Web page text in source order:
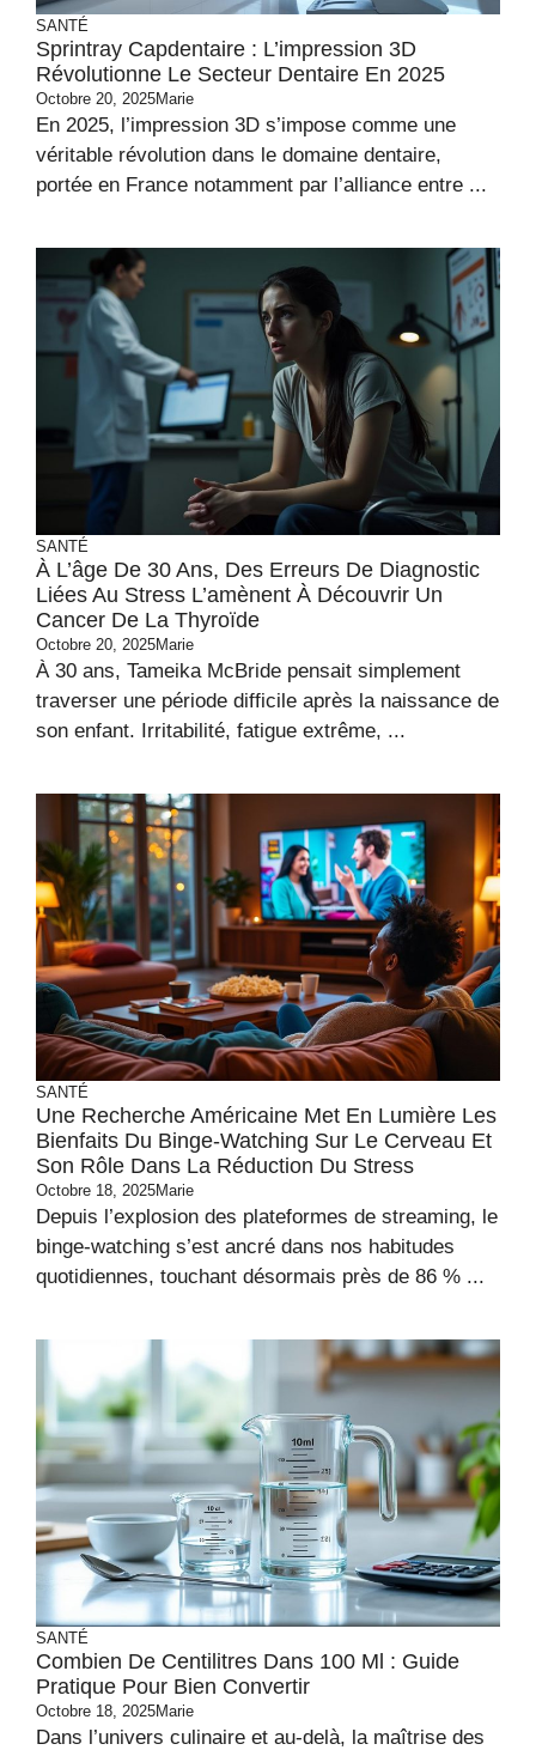
SANTÉ
Sprintray Capdentaire : L’impression 3D
Révolutionne Le Secteur Dentaire En 2025
Octobre 20, 2025Marie
En 2025, l’impression 3D s’impose comme une
véritable révolution dans le domaine dentaire,
portée en France notamment par l’alliance entre ...
SANTÉ
À L’âge De 30 Ans, Des Erreurs De Diagnostic
Liées Au Stress L’amènent À Découvrir Un
Cancer De La Thyroïde
Octobre 20, 2025Marie
À 30 ans, Tameika McBride pensait simplement
traverser une période difficile après la naissance de
son enfant. Irritabilité, fatigue extrême, ...
SANTÉ
Une Recherche Américaine Met En Lumière Les
Bienfaits Du Binge-Watching Sur Le Cerveau Et
Son Rôle Dans La Réduction Du Stress
Octobre 18, 2025Marie
Depuis l’explosion des plateformes de streaming, le
binge-watching s’est ancré dans nos habitudes
quotidiennes, touchant désormais près de 86 % ...
SANTÉ
Combien De Centilitres Dans 100 Ml : Guide
Pratique Pour Bien Convertir
Octobre 18, 2025Marie
Dans l’univers culinaire et au-delà, la maîtrise des